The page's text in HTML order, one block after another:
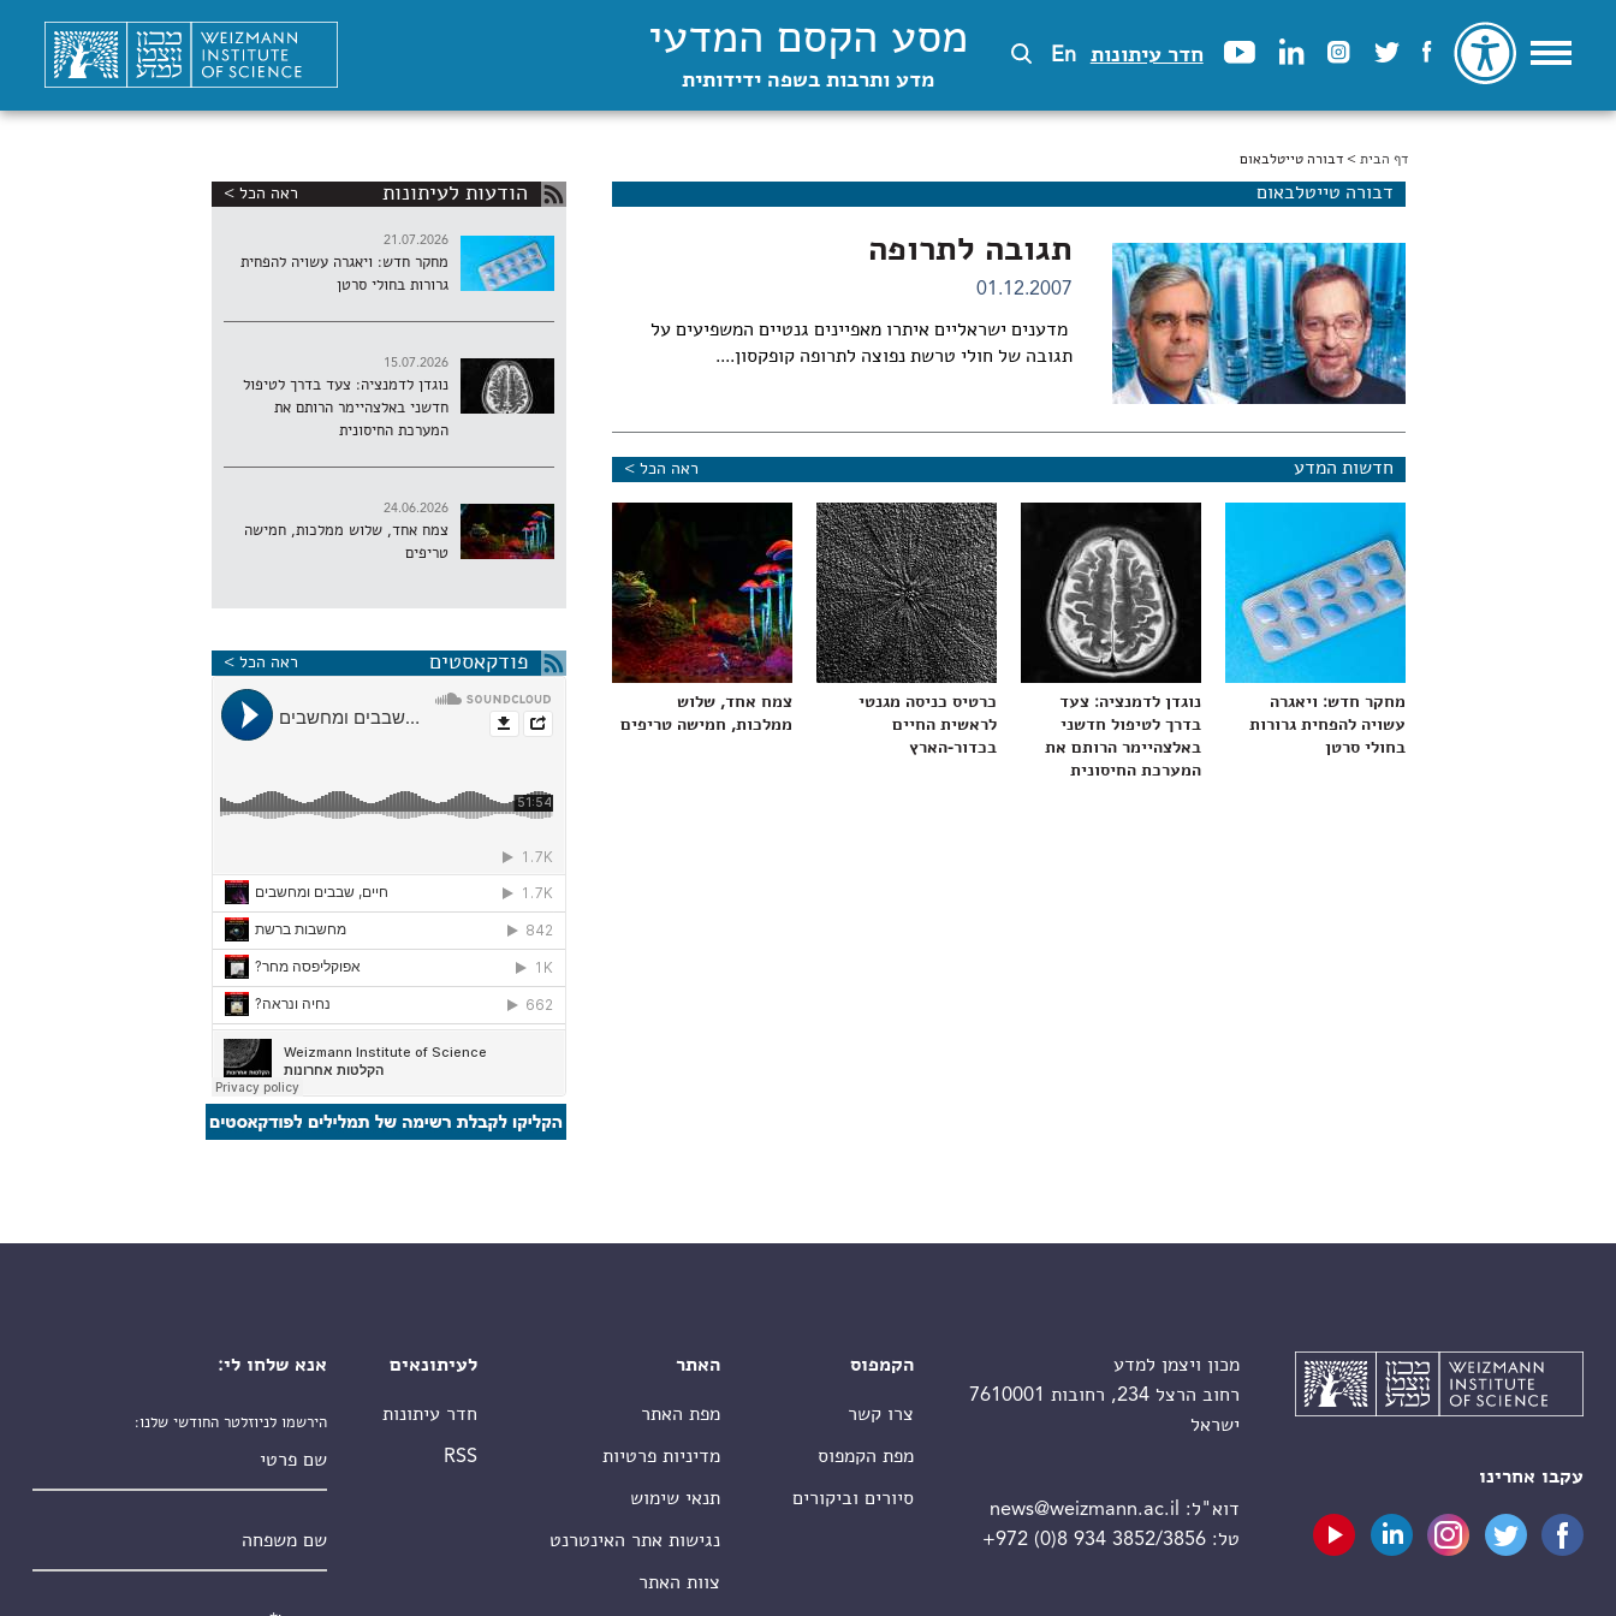
חדר עיתונות En מסע הקסם המדעי
מדע ותרבות בשפה ידידותית
הינך נמצא כאן
דף הבית > דבורה טייטלבאום
דבורה טייטלבאום
תגובה לתרופה
01.12.2007
מדענים ישראליים איתרו מאפיינים גנטיים המשפיעים על
תגובה של חולי טרשת נפוצה לתרופה קופקסון....
חדשות המדע ראה הכל >
מחקר חדש: ויאגרה
עשויה להפחית גרורות
בחולי סרטן
נוגדן לדמנציה: צעד
בדרך לטיפול חדשני
באלצהיימר הרותם את
המערכת החיסונית
כרטיס כניסה מגנטי
לראשית החיים
בכדור-הארץ
צמח אחד, שלוש
ממלכות, חמישה טריפים
הודעות לעיתונות ראה הכל >
21.07.2026
מחקר חדש: ויאגרה עשויה להפחית
גרורות בחולי סרטן
15.07.2026
נוגדן לדמנציה: צעד בדרך לטיפול
חדשני באלצהיימר הרותם את
המערכת החיסונית
24.06.2026
צמח אחד, שלוש ממלכות, חמישה
טריפים
פודקאסטים ראה הכל >
עקבו אחרינו
מכון ויצמן למדע
רחוב הרצל 234, רחובות 7610001
ישראל
דוא"ל:
news@weizmann.ac.il
טל:+972 (0)8 934 3852/3856
הקמפוס
צרו קשר
מפת הקמפוס
סיורים וביקורים
האתר
מפת האתר
מדיניות פרטיות
תנאי שימוש
נגישות אתר האינטרנט
צוות האתר
לעיתונאים
חדר עיתונות
RSS
אנא שלחו לי:
הירשמו לניוזלטר החודשי שלנו: